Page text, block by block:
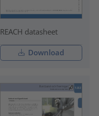
REACH datasheet
Download